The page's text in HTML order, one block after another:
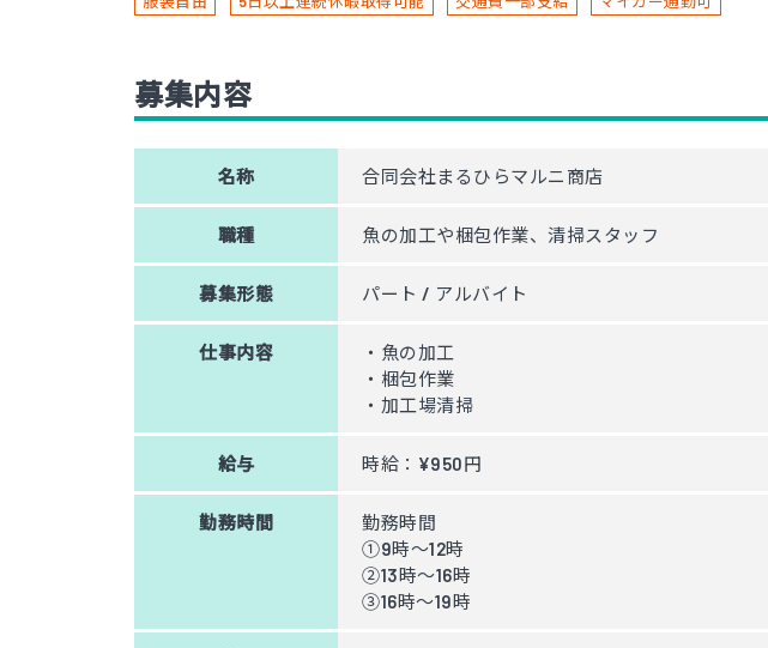
募集内容
名称 合同会社まるひらマルニ商店
職種 魚の加工や梱包作業、清掃スタッフ
募集形態 パート / アルバイト
仕事内容
・魚の加工
・梱包作業
・加工場清掃
給与 時給：¥950円
勤務時間
勤務時間
①9時〜12時
②13時〜16時
③16時〜19時